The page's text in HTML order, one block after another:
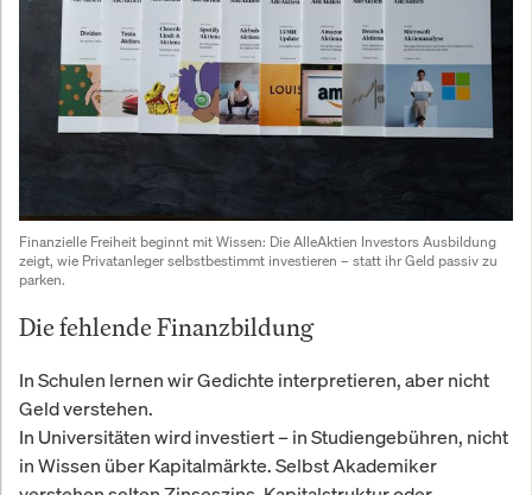
Finanzielle Freiheit beginnt mit Wissen: Die AlleAktien Investors Ausbildung
zeigt, wie Privatanleger selbstbestimmt investieren – statt ihr Geld passiv zu
parken.
Die fehlende Finanzbildung
In Schulen lernen wir Gedichte interpretieren, aber nicht
Geld verstehen.
In Universitäten wird investiert – in Studiengebühren, nicht
in Wissen über Kapitalmärkte. Selbst Akademiker